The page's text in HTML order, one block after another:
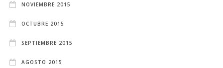
NOVIEMBRE 2015
OCTUBRE 2015
SEPTIEMBRE 2015
AGOSTO 2015